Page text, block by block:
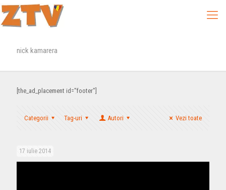
nick kamarera
[the_ad_placement id="footer"]
Categorii Tag-uri Autori Vezi toate
17 iulie 2014